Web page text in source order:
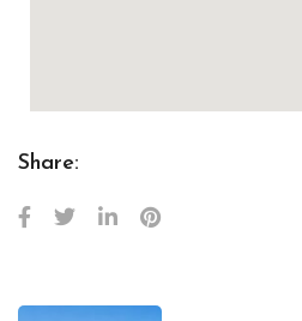
Share: